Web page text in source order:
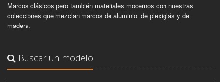
Marcos clásicos pero también materiales modernos con nuestras
colecciones que mezclan marcos de aluminio, de plexiglás y de
madera.
Buscar un modelo